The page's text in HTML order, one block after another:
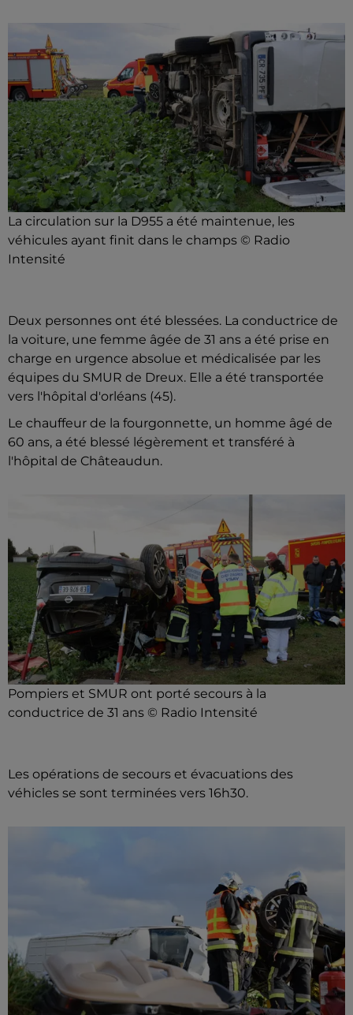
La circulation sur la D955 a été maintenue, les
véhicules ayant finit dans le champs © Radio
Intensité
Deux personnes ont été blessées. La conductrice de
la voiture, une femme âgée de 31 ans a été prise en
charge en urgence absolue et médicalisée par les
équipes du SMUR de Dreux. Elle a été transportée
vers l'hôpital d'orléans (45).
Le chauffeur de la fourgonnette, un homme âgé de
60 ans, a été blessé légèrement et transféré à
l'hôpital de Châteaudun.
Pompiers et SMUR ont porté secours à la
conductrice de 31 ans © Radio Intensité
Les opérations de secours et évacuations des
véhicles se sont terminées vers 16h30.